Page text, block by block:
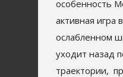
особенность
активная игра
ослабленном
уходит назад
траектории,